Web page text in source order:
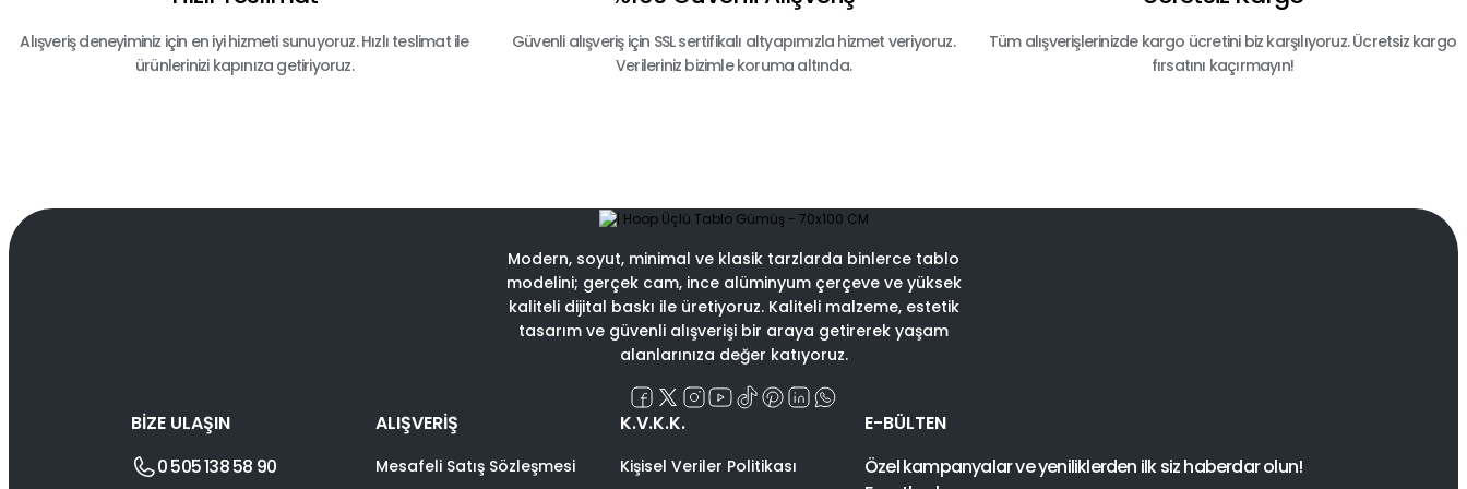
Alışveriş deneyiminiz için en iyi hizmeti sunuyoruz. Hızlı teslimat ile
ürünlerinizi kapınıza getiriyoruz.
Güvenli alışveriş için SSL sertifikalı altyapımızla hizmet veriyoruz.
Verileriniz bizimle koruma altında.
Tüm alışverişlerinizde kargo ücretini biz karşılıyoruz. Ücretsiz kargo
fırsatını kaçırmayın!
Modern, soyut, minimal ve klasik tarzlarda binlerce tablo
modelini; gerçek cam, ince alüminyum çerçeve ve yüksek
kaliteli dijital baskı ile üretiyoruz. Kaliteli malzeme, estetik
tasarım ve güvenli alışverişi bir araya getirerek yaşam
alanlarınıza değer katıyoruz.
BİZE ULAŞIN
0 505 138 58 90
ALIŞVERİŞ
Mesafeli Satış Sözleşmesi
K.V.K.K.
Kişisel Veriler Politikası
E-BÜLTEN
Özel kampanyalar ve yeniliklerden ilk siz haberdar olun!